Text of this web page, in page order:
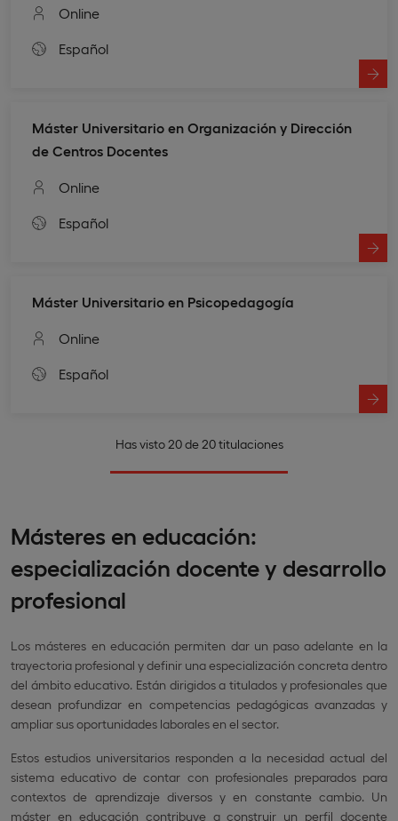
Online
Español
Máster Universitario en Organización y Dirección
de Centros Docentes
Online
Español
Máster Universitario en Psicopedagogía
Online
Español
Has visto 20 de 20 titulaciones
Másteres en educación:
especialización docente y desarrollo
profesional
Los másteres en educación permiten dar un paso adelante en la
trayectoria profesional y definir una especialización concreta dentro
del ámbito educativo. Están dirigidos a titulados y profesionales que
desean profundizar en competencias pedagógicas avanzadas y
ampliar sus oportunidades laborales en el sector.
Estos estudios universitarios responden a la necesidad actual del
sistema educativo de contar con profesionales preparados para
contextos de aprendizaje diversos y en constante cambio. Un
máster en educación contribuye a construir un perfil docente